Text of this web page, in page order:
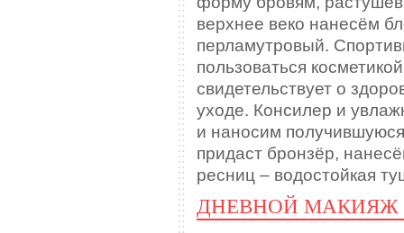
верхнее веко нанесём
перламутровый.
пользоваться
свидетельствует о
уходе. Консилер и
и наносим
придаст бронзёр,
ресниц – водостойкая
ДНЕВНОЙ МАКИЯЖ